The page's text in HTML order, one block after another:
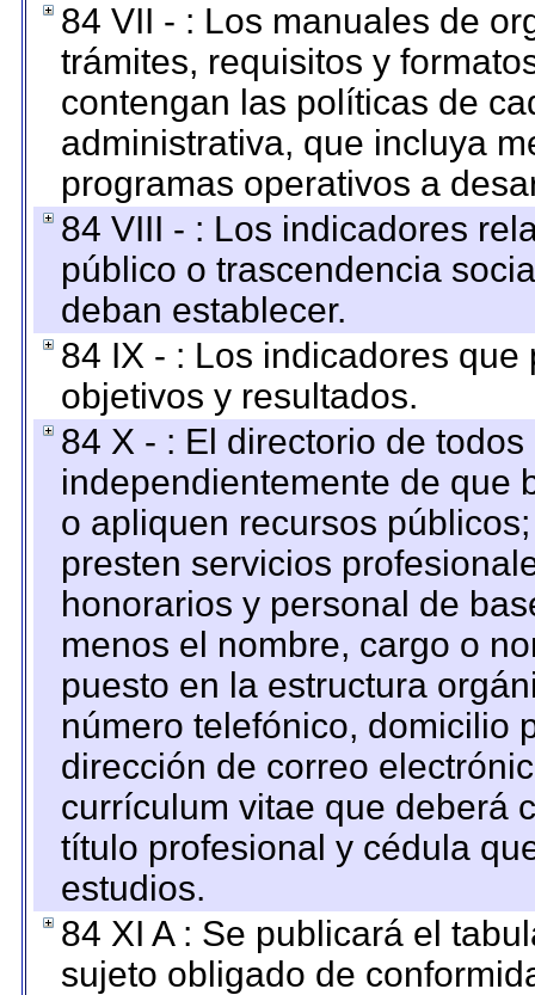
84 VII - : Los manuales de
trámites, requisitos y
contengan las políticas de
administrativa, que incluya
programas operativos a
84 VIII - : Los indicadores
público o trascendencia
deban establecer.
84 IX - : Los indicadores
objetivos y resultados.
84 X - : El directorio de
independientemente de que
o apliquen recursos
presten servicios
honorarios y personal de
menos el nombre, cargo o
puesto en la estructura
número telefónico, domicilio
dirección de correo
currículum vitae que deberá
título profesional y cédula
estudios.
84 XI A : Se publicará el
sujeto obligado de